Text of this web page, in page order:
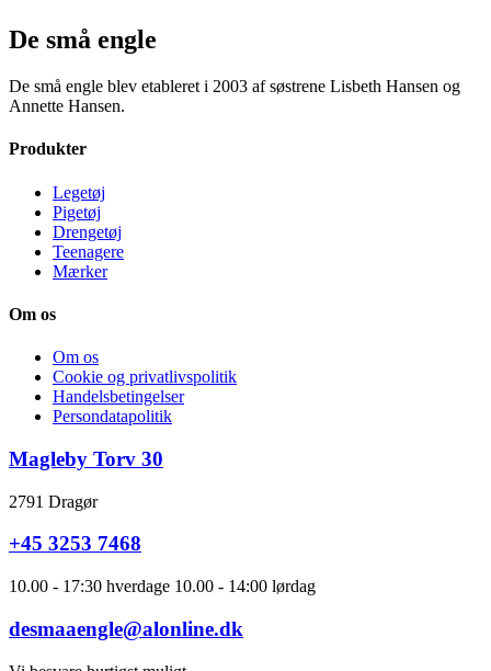
De små engle
De små engle blev etableret i 2003 af søstrene Lisbeth Hansen og
Annette Hansen.
Produkter
Legetøj
Pigetøj
Drengetøj
Teenagere
Mærker
Om os
Om os
Cookie og privatlivspolitik
Handelsbetingelser
Persondatapolitik
Magleby Torv 30
2791 Dragør
+45 3253 7468
10.00 - 17:30 hverdage 10.00 - 14:00 lørdag
desmaaengle@alonline.dk